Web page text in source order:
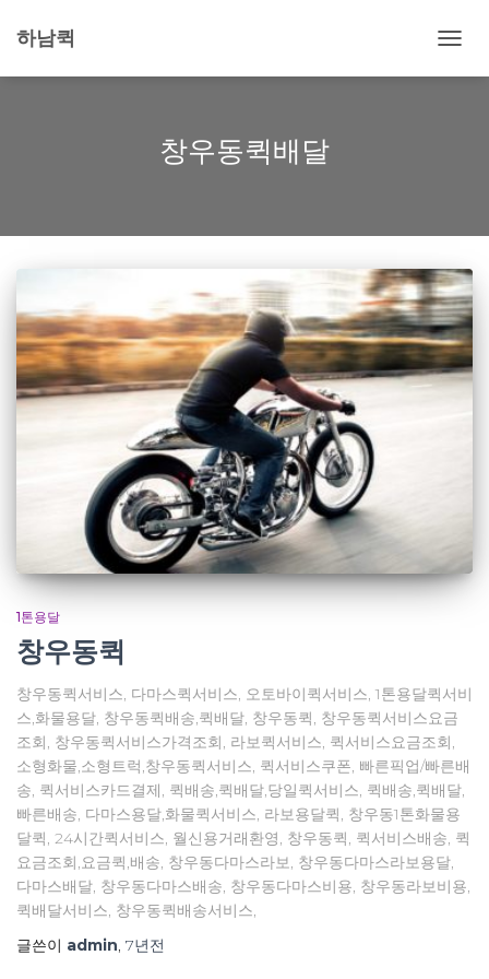
하남퀵
비
창우동퀵배달
1톤용달
창우동퀵
창우동퀵서비스, 다마스퀵서비스, 오토바이퀵서비스, 1톤용달퀵서비
스,화물용달, 창우동퀵배송,퀵배달, 창우동퀵, 창우동퀵서비스요금
조회, 창우동퀵서비스가격조회, 라보퀵서비스, 퀵서비스요금조회,
소형화물,소형트럭,창우동퀵서비스, 퀵서비스쿠폰, 빠른픽업/빠른배
송, 퀵서비스카드결제, 퀵배송,퀵배달,당일퀵서비스, 퀵배송,퀵배달,
빠른배송, 다마스용달,화물퀵서비스, 라보용달퀵, 창우동1톤화물용
달퀵, 24시간퀵서비스, 월신용거래환영, 창우동퀵, 퀵서비스배송, 퀵
요금조회,요금퀵,배송, 창우동다마스라보, 창우동다마스라보용달,
다마스배달, 창우동다마스배송, 창우동다마스비용, 창우동라보비용,
퀵배달서비스, 창우동퀵배송서비스,
글쓴이 admin, 7년전